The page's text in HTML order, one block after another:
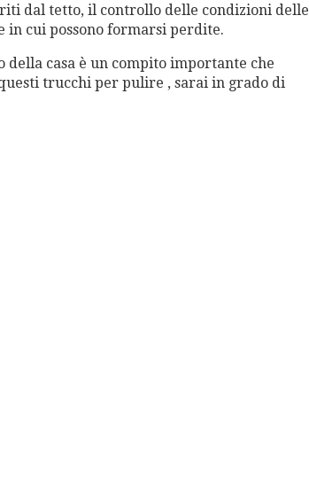
dal tetto, il controllo delle condizioni delle
in cui possono formarsi perdite.
casa è un compito importante che
trucchi per pulire , sarai in grado di